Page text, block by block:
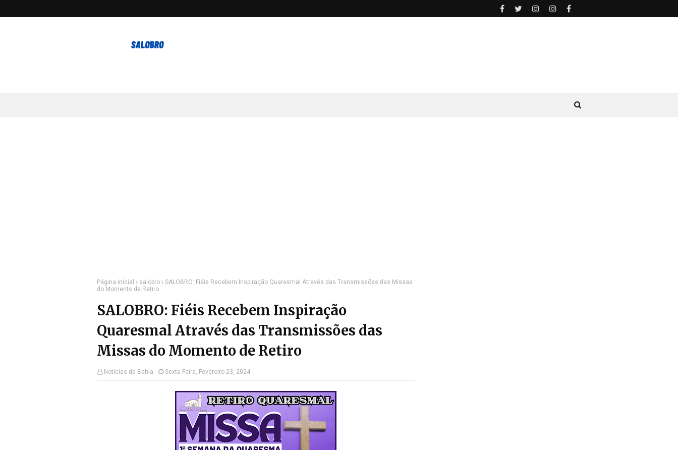
Página inicial salobro
SALOBRO: Fiéis Recebem Inspiração Quaresmal Através das Transmissões das Missas
do Momento de Retiro
SALOBRO: Fiéis Recebem Inspiração
Quaresmal Através das Transmissões das
Missas do Momento de Retiro
Noticias da Bahia Sexta-Feira, Fevereiro 23, 2024